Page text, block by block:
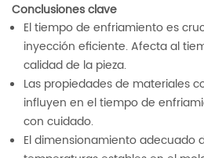
Conclusiones clave
El tiempo de enfriamiento es
inyección eficiente. Afecta al
calidad de la pieza.
Las propiedades de materiales
influyen en el tiempo de
con cuidado.
El dimensionamiento adecuado